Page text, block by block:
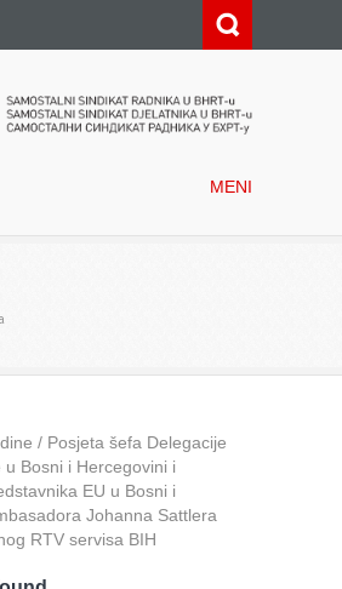
MENI
/ Posjeta šefa Delegacije
u Bosni i Hercegovini i
EU u Bosni i
Johanna Sattlera
RTV servisa BIH